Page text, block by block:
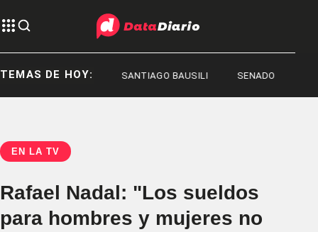
TEMAS DE HOY:
REPRESIÓN SANTIAGO BAUSILI SENADO
EN LA TV
Rafael Nadal: "Los sueldos
para hombres y mujeres no